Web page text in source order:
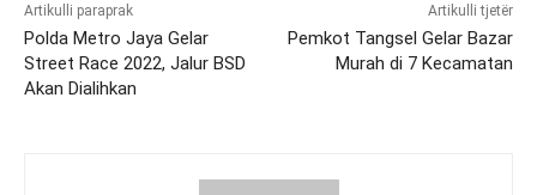
Artikulli paraprak
Polda Metro Jaya Gelar
Street Race 2022, Jalur BSD
Akan Dialihkan
Artikulli tjetër
Pemkot Tangsel Gelar Bazar
Murah di 7 Kecamatan